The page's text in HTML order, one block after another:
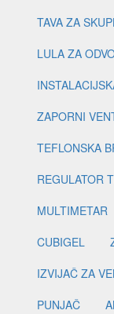
TAVA ZA
LULA ZA
ZAPORNI
TEFLONSKA
REGULATOR
MULTIMETAR
CUBIGEL
IZVIJAČ ZA
PUNJAČ